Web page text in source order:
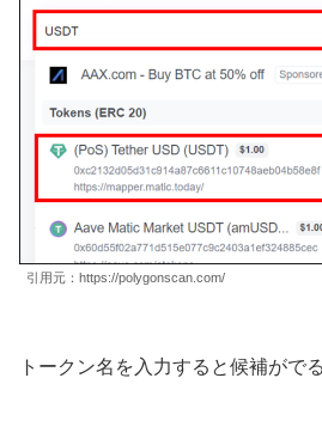
引用元：https://polygonscan.com/
トークン名を入力すると候補がで